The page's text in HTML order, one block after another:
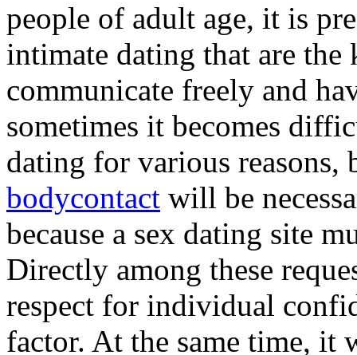
people of adult age, it is
intimate dating that are the
communicate freely and
sometimes it becomes
dating for various reasons,
bodycontact will be
because a sex dating site
Directly among these
respect for individual
factor. At the same time, it